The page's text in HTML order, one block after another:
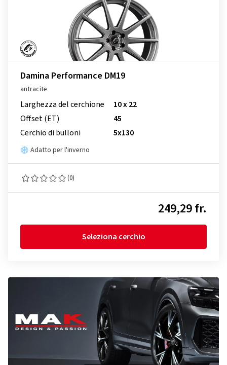
Damina Performance DM19
antracite
Larghezza del cerchione
10 x 22
Offset (ET)
45
Cerchio di bulloni
5x130
Adatto per l'inverno
(0)
249,29 fr.
Seleziona cerchio